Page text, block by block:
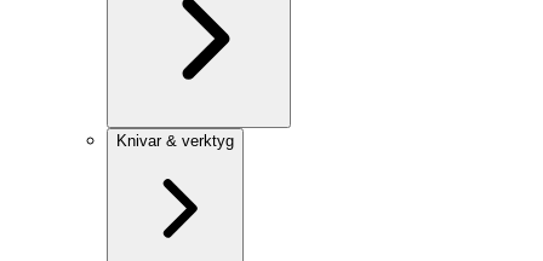
Knivar & verktyg